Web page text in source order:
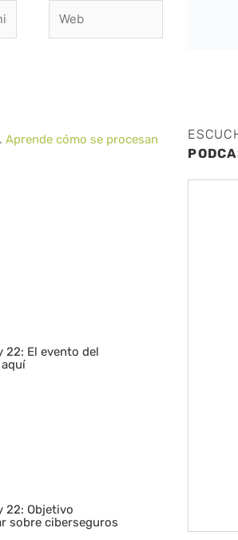
Aprende cómo se procesan
22: El evento del
22: Objetivo
sobre ciberseguros